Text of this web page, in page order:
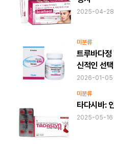
2025-04-28
미분류
트루바다
신적인 선택
2026-01-05
미분류
타다시바:
2025-05-16